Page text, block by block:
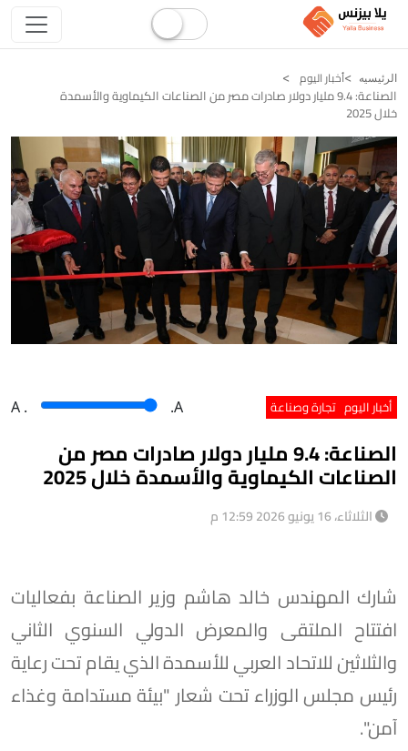
الرئيسيه أخبار اليوم
الصناعة: 9.4 مليار دولار صادرات مصر من الصناعات الكيماوية والأسمدة
خلال 2025
أخبار اليوم تجارة وصناعة A . .A
الصناعة: 9.4 مليار دولار صادرات مصر من
الصناعات الكيماوية والأسمدة خلال 2025
الثلاثاء، 16 يونيو 2026 12:59 م
شارك المهندس خالد هاشم وزير الصناعة بفعاليات
افتتاح الملتقى والمعرض الدولي السنوي الثاني
والثلاثين للاتحاد العربي للأسمدة الذي يقام تحت رعاية
رئيس مجلس الوزراء تحت شعار "بيئة مستدامة وغذاء
آمن".